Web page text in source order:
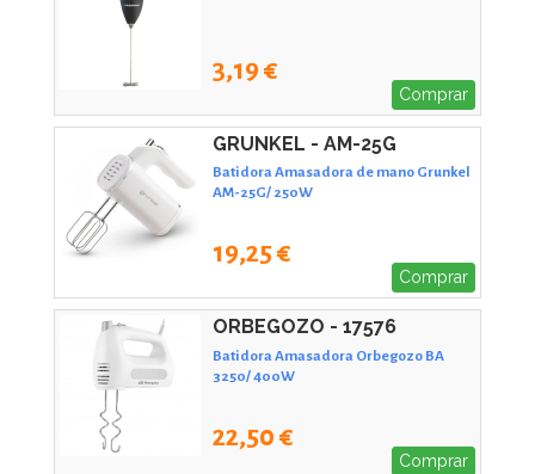
3,19 €
Comprar
GRUNKEL - AM-25G
Batidora Amasadora de mano Grunkel
AM-25G/ 250W
19,25 €
Comprar
ORBEGOZO - 17576
Batidora Amasadora Orbegozo BA
3250/ 400W
22,50 €
Comprar